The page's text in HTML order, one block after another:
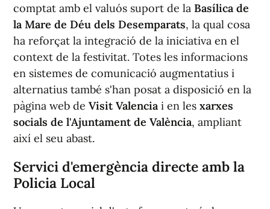
comptat amb el valuós suport de la Basílica de
la Mare de Déu dels Desemparats, la qual cosa
ha reforçat la integració de la iniciativa en el
context de la festivitat. Totes les informacions
en sistemes de comunicació augmentatius i
alternatius també s'han posat a disposició en la
pàgina web de Visit Valencia i en les xarxes
socials de l'Ajuntament de València, ampliant
així el seu abast.
Servici d'emergència directe amb la
Policia Local